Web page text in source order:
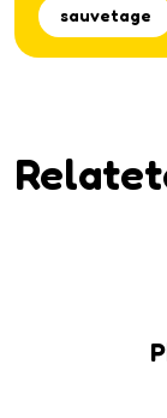
sauvetage